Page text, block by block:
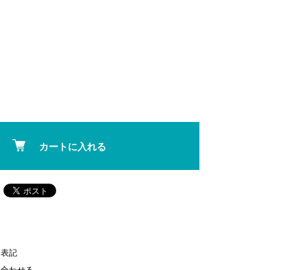
カートに入れる
記